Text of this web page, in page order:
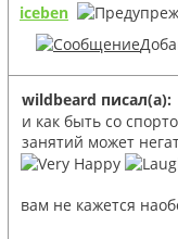
iceben
wildbeard писал(а):
и как быть со
занятий может
вам не кажется